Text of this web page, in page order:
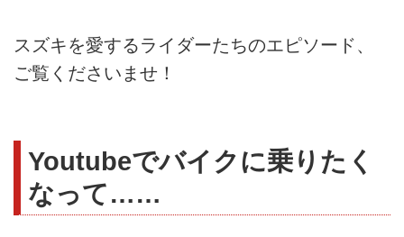
スズキを愛するライダーたちのエピソード、
ご覧くださいませ！
Youtubeでバイクに乗りたく
なって……